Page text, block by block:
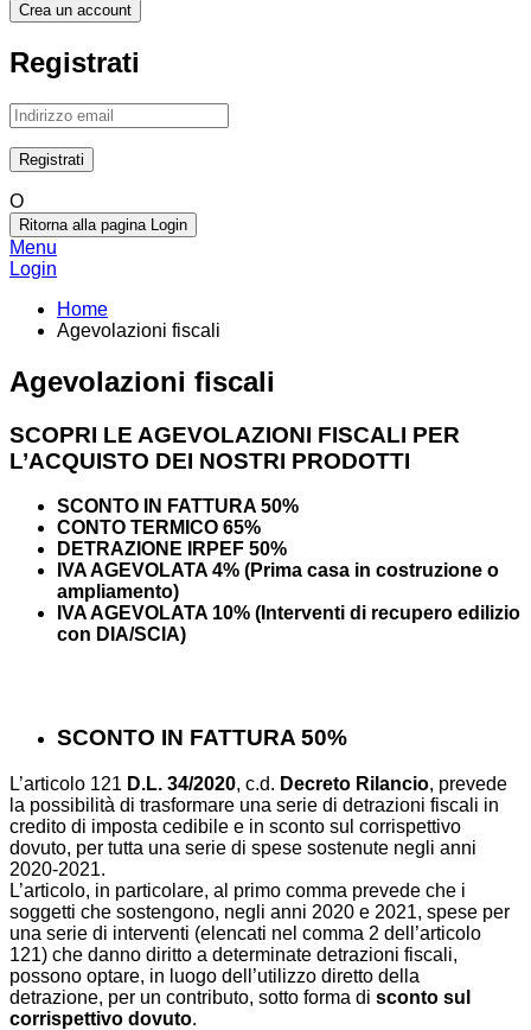
Crea un account
Registrati
O
Ritorna alla pagina Login
Menu
Login
Home
Agevolazioni fiscali
Agevolazioni fiscali
SCOPRI LE AGEVOLAZIONI FISCALI PER
L’ACQUISTO DEI NOSTRI PRODOTTI
SCONTO IN FATTURA 50%
CONTO TERMICO 65%
DETRAZIONE IRPEF 50%
IVA AGEVOLATA 4% (Prima casa in costruzione o
ampliamento)
IVA AGEVOLATA 10% (Interventi di recupero edilizio
con DIA/SCIA)
SCONTO IN FATTURA 50%
L’articolo 121 D.L. 34/2020, c.d. Decreto Rilancio, prevede
la possibilità di trasformare una serie di detrazioni fiscali in
credito di imposta cedibile e in sconto sul corrispettivo
dovuto, per tutta una serie di spese sostenute negli anni
2020-2021.
L’articolo, in particolare, al primo comma prevede che i
soggetti che sostengono, negli anni 2020 e 2021, spese per
una serie di interventi (elencati nel comma 2 dell’articolo
121) che danno diritto a determinate detrazioni fiscali,
possono optare, in luogo dell’utilizzo diretto della
detrazione, per un contributo, sotto forma di sconto sul
corrispettivo dovuto.